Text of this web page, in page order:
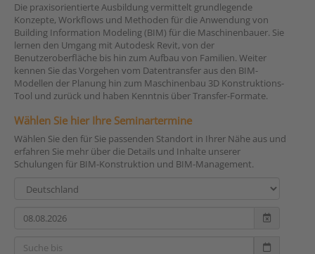
Die praxisorientierte Ausbildung vermittelt grundlegende
Konzepte, Workflows und Methoden für die Anwendung von
Building Information Modeling (BIM) für die Maschinenbauer. Sie
lernen den Umgang mit Autodesk Revit, von der
Benutzeroberfläche bis hin zum Aufbau von Familien. Weiter
kennen Sie das Vorgehen vom Datentransfer aus den BIM-
Modellen der Planung hin zum Maschinenbau 3D Konstruktions-
Tool und zurück und haben Kenntnis über Transfer-Formate.
Wählen Sie hier Ihre Seminartermine
Wählen Sie den für Sie passenden Standort in Ihrer Nähe aus und
erfahren Sie mehr über die Details und Inhalte unserer
Schulungen für BIM-Konstruktion und BIM-Management.